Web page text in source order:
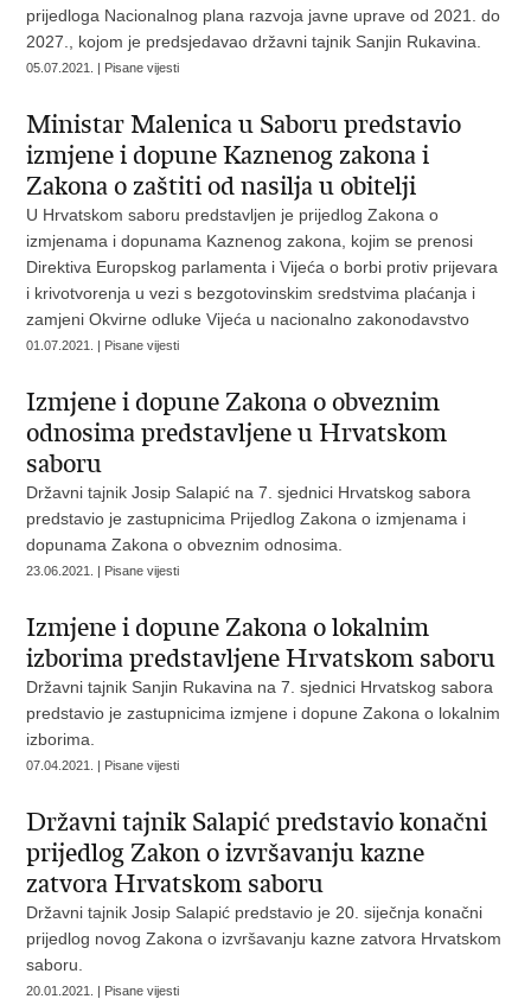
prijedloga Nacionalnog plana razvoja javne uprave od 2021. do
2027., kojom je predsjedavao državni tajnik Sanjin Rukavina.
05.07.2021. | Pisane vijesti
Ministar Malenica u Saboru predstavio
izmjene i dopune Kaznenog zakona i
Zakona o zaštiti od nasilja u obitelji
U Hrvatskom saboru predstavljen je prijedlog Zakona o
izmjenama i dopunama Kaznenog zakona, kojim se prenosi
Direktiva Europskog parlamenta i Vijeća o borbi protiv prijevara
i krivotvorenja u vezi s bezgotovinskim sredstvima plaćanja i
zamjeni Okvirne odluke Vijeća u nacionalno zakonodavstvo
01.07.2021. | Pisane vijesti
Izmjene i dopune Zakona o obveznim
odnosima predstavljene u Hrvatskom
saboru
Državni tajnik Josip Salapić na 7. sjednici Hrvatskog sabora
predstavio je zastupnicima Prijedlog Zakona o izmjenama i
dopunama Zakona o obveznim odnosima.
23.06.2021. | Pisane vijesti
Izmjene i dopune Zakona o lokalnim
izborima predstavljene Hrvatskom saboru
Državni tajnik Sanjin Rukavina na 7. sjednici Hrvatskog sabora
predstavio je zastupnicima izmjene i dopune Zakona o lokalnim
izborima.
07.04.2021. | Pisane vijesti
Državni tajnik Salapić predstavio konačni
prijedlog Zakon o izvršavanju kazne
zatvora Hrvatskom saboru
Državni tajnik Josip Salapić predstavio je 20. siječnja konačni
prijedlog novog Zakona o izvršavanju kazne zatvora Hrvatskom
saboru.
20.01.2021. | Pisane vijesti